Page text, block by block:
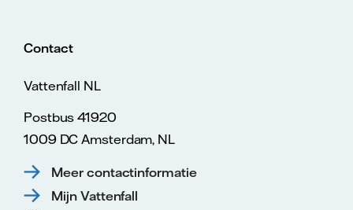
Contact
Vattenfall NL
Postbus 41920
1009 DC Amsterdam, NL
Meer contactinformatie
Mijn Vattenfall